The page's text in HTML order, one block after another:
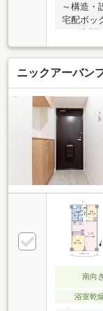
～構造・
宅配ボッ
ス 窓の
機能付給
床暖房（
通アクセ
町」駅
東西線「
半蔵門
駅 徒歩
ニックアーバン
南向き
浴室乾